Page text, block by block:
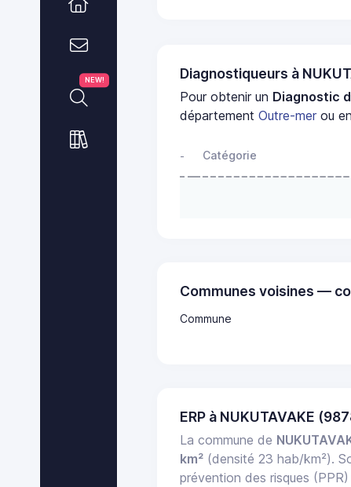
NEW! Diagnostiqueurs à
Pour obtenir un Diagnostic
départementOutre-mer ou
- Catégorie
Communes voisines —
Commune
ERP à NUKUTAVAKE
La commune de
km² (densité 23 hab/km²).
prévention des risques